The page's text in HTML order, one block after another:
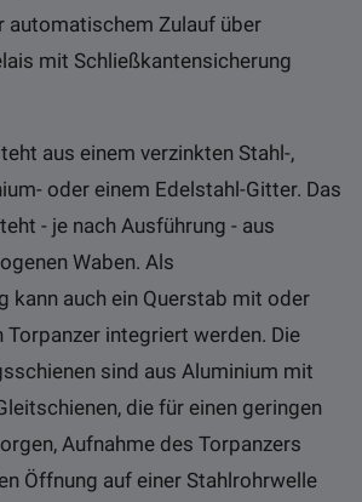
automatischem Zulauf über
mit Schließkantensicherung
aus einem verzinkten Stahl-,
oder einem Edelstahl-Gitter. Das
- je nach Ausführung - aus
Waben. Als
kann auch ein Querstab mit oder
Torpanzer integriert werden. Die
sind aus Aluminium mit
die für einen geringen
Aufnahme des Torpanzers
Öffnung auf einer Stahlrohrwelle